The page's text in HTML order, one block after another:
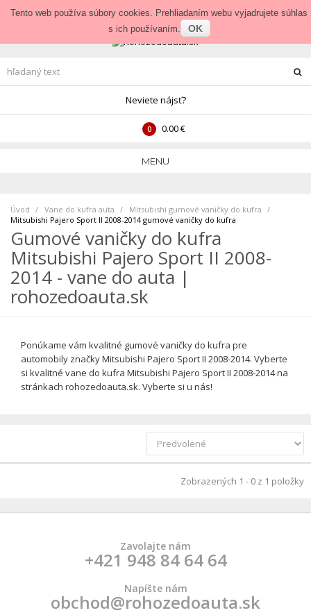
Prihlásenie • Veľkoobchod
Neviete nájsť?
0 0.00 €
MENU
Úvod Vane do kufra auta Mitsubishi gumové vaničky do kufra
Mitsubishi Pajero Sport II 2008-2014 gumové vaničky do kufra
Gumové vaničky do kufra
Mitsubishi Pajero Sport II 2008-
2014 - vane do auta |
rohozedoauta.sk
Ponúkame vám kvalitné gumové vaničky do kufra pre
automobily značky Mitsubishi Pajero Sport II 2008-2014. Vyberte
si kvalitné vane do kufra Mitsubishi Pajero Sport II 2008-2014 na
stránkach rohozedoauta.sk. Vyberte si u nás!
Zobrazených 1 - 0 z 1 položky
Zavolajte nám
+421 948 84 64 64
Napíšte nám
obchod@rohozedoauta.sk
Tento web používa súbory cookies. Prehliadaním webu vyjadrujete súhlas
s ich používaním.
OK